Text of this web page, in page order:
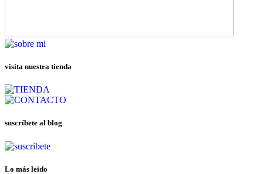
visita nuestra tienda
suscríbete al blog
Lo más leido